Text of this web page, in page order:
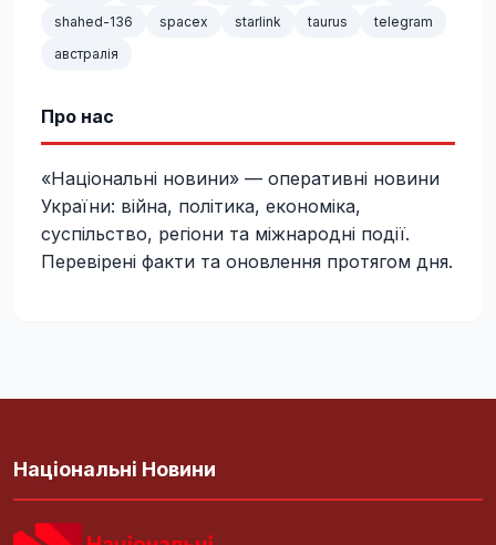
shahed-136
spacex starlink taurus
telegram
австралія
Про нас
«Національні новини» — оперативні новини
України: війна, політика, економіка,
суспільство, регіони та міжнародні події.
Перевірені факти та оновлення протягом дня.
Національні Новини